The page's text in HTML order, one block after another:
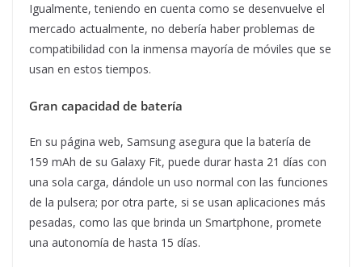
Igualmente, teniendo en cuenta como se desenvuelve el
mercado actualmente, no debería haber problemas de
compatibilidad con la inmensa mayoría de móviles que se
usan en estos tiempos.
Gran capacidad de batería
En su página web, Samsung asegura que la batería de
159 mAh de su Galaxy Fit, puede durar hasta 21 días con
una sola carga, dándole un uso normal con las funciones
de la pulsera; por otra parte, si se usan aplicaciones más
pesadas, como las que brinda un Smartphone, promete
una autonomía de hasta 15 días.